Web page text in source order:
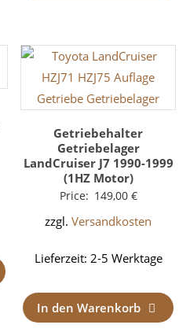
Getriebehalter
Getriebelager
LandCruiser J7 1990-1999
(1HZ Motor)
Price: 149,00 €
zzgl.Versandkosten
Lieferzeit: 2-5 Werktage
In den Warenkorb